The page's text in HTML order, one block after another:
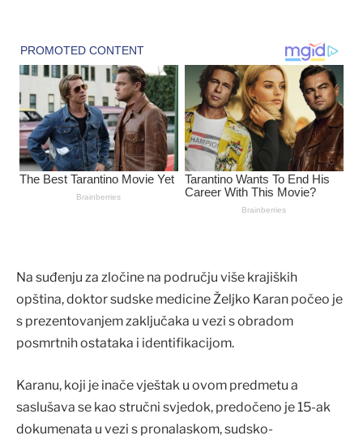
Na suđenju za zločine na području više krajiških
opština, doktor sudske medicine Željko Karan počeo je
s prezentovanjem zaključaka u vezi s obradom
posmrtnih ostataka i identifikacijom.
Karanu, koji je inače vještak u ovom predmetu a
saslušava se kao stručni svjedok, predočeno je 15-ak
dokumenata u vezi s pronalaskom, sudsko-